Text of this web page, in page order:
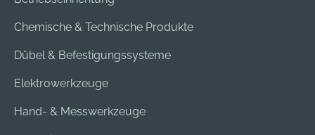
Chemische & Technische Produkte
Dübel & Befestigungssysteme
Elektrowerkzeuge
Hand- & Messwerkzeuge